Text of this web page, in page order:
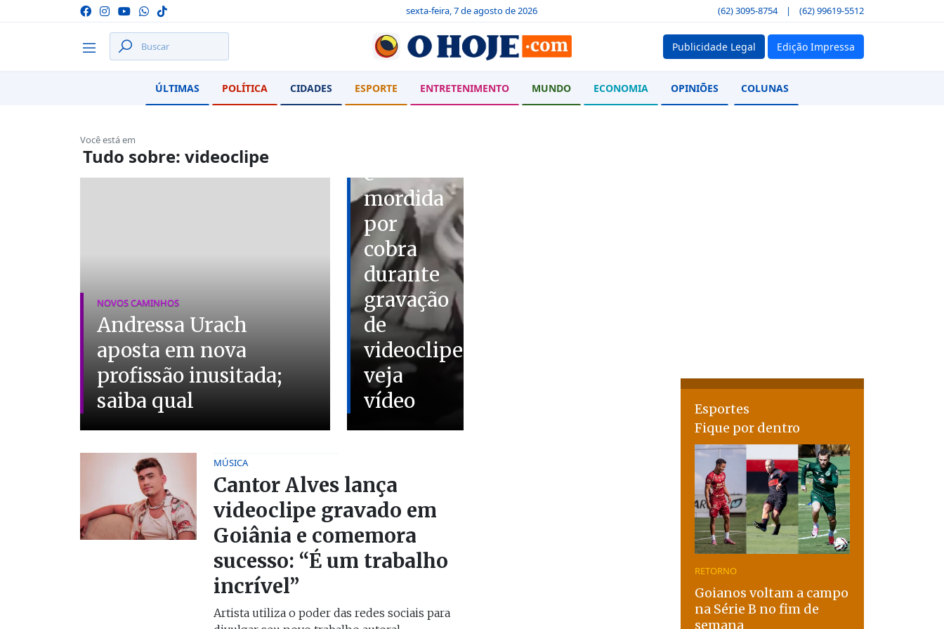
sexta-feira, 7 de agosto de 2026 (62) 3095-8754 | (62) 99619-5512
Publicidade Legal Edição Impressa
ÚLTIMAS POLÍTICA CIDADES ESPORTE ENTRETENIMENTO MUNDO ECONOMIA OPINIÕES COLUNAS
Você está em
Tudo sobre: videoclipe
NOVOS CAMINHOS
Andressa Urach
aposta em nova
profissão inusitada;
saiba qual
é
mordida
por
cobra
durante
gravação
de
videoclipe;
veja
vídeo
MÚSICA
Cantor Alves lança
videoclipe gravado em
Goiânia e comemora
sucesso: “É um trabalho
incrível”
Artista utiliza o poder das redes sociais para
Esportes
Fique por dentro
RETORNO
Goianos voltam a campo
na Série B no fim de
semana